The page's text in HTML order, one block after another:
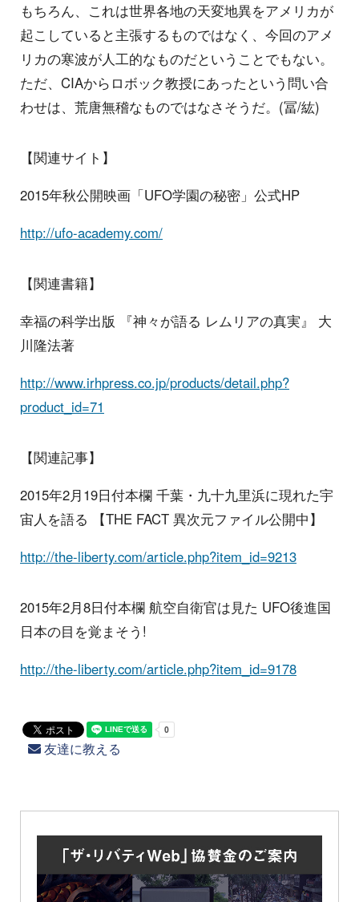
もちろん、これは世界各地の天変地異をアメリカが
起こしていると主張するものではなく、今回のアメ
リカの寒波が人工的なものだということでもない。
ただ、CIAからロボック教授にあったという問い合
わせは、荒唐無稽なものではなさそうだ。(冨/紘)
【関連サイト】
2015年秋公開映画「UFO学園の秘密」公式HP
http://ufo-academy.com/
【関連書籍】
幸福の科学出版 『神々が語る レムリアの真実』 大
川隆法著
http://www.irhpress.co.jp/products/detail.php?
product_id=71
【関連記事】
2015年2月19日付本欄 千葉・九十九里浜に現れた宇
宙人を語る 【THE FACT 異次元ファイル公開中】
http://the-liberty.com/article.php?item_id=9213
2015年2月8日付本欄 航空自衛官は見た UFO後進国
日本の目を覚まそう!
http://the-liberty.com/article.php?item_id=9178
友達に教える